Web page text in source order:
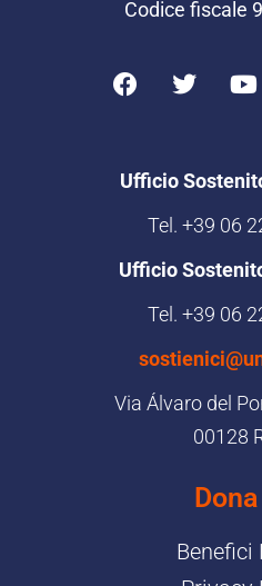
Codice fiscale
Ufficio
Tel. +39 06
Ufficio
Tel. +39 06
Via Álvaro del
00128
Benefici